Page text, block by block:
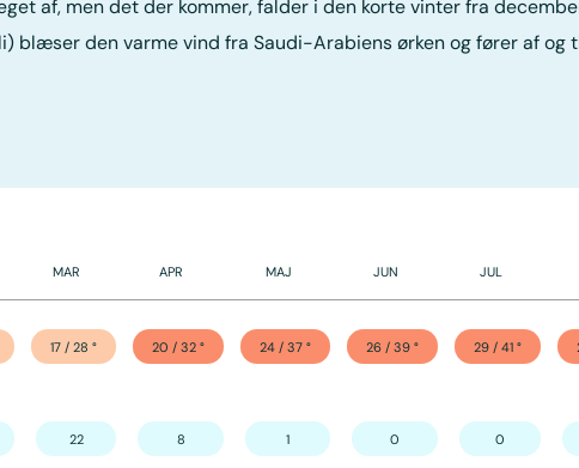
af, men det der kommer, falder i den korte vinter fra
blæser den varme vind fra Saudi-Arabiens ørken og fører af og
MAR APR MAJ JUN JUL
17 / 28 ° 20 / 32 ° 24 / 37 ° 26 / 39 ° 29 / 41 °
22 8 1 0 0